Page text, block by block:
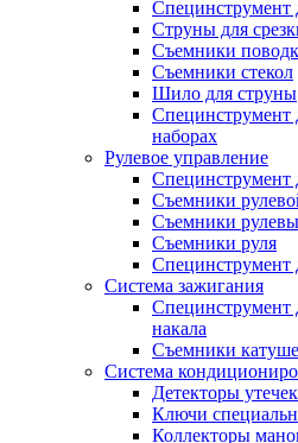
Специнструмент
Струны для
Съемники
Съемники стекол
Шило для струны
Специнструмент
наборах
Рулевое управление
Специнструмент
Съемники
Съемники
Съемники руля
Специнструмент
Система зажигания
Специнструмент
накала
Съемники
Система
Детекторы утечек
Ключи
Коллекторы